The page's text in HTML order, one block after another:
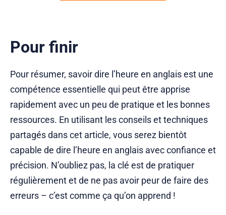
Pour finir
Pour résumer, savoir dire l’heure en anglais est une
compétence essentielle qui peut être apprise
rapidement avec un peu de pratique et les bonnes
ressources. En utilisant les conseils et techniques
partagés dans cet article, vous serez bientôt
capable de dire l’heure en anglais avec confiance et
précision. N’oubliez pas, la clé est de pratiquer
régulièrement et de ne pas avoir peur de faire des
erreurs – c’est comme ça qu’on apprend !